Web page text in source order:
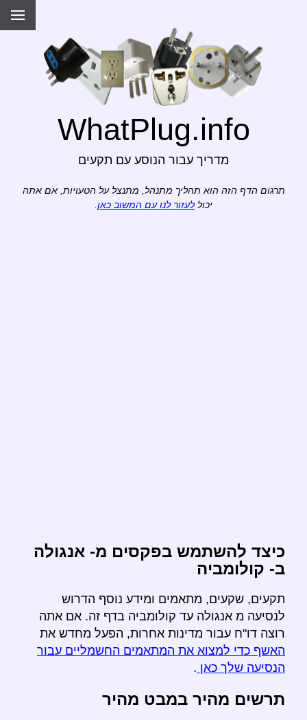
WhatPlug.info
מדריך עבור הנוסע עם תקעים
תרגום הדף הזה הוא תהליך מתנהל, מתנצל על הטעויות, אם אתה
יכוללעזור לנו עם המשוב כאן
כיצד להשתמש בפקסים מ- אנגולה
ב- קולומביה
תקעים, שקעים, מתאמים ומידע נוסף הדרוש
לנסיעה מ אנגולה עד קולומביה בדף זה. אם אתה
רוצה דו"ח עבור מדינות אחרות, הפעל מחדש את
האשף כדי למצוא את המתאמים החשמליים עבור
הנסיעה שלך כאן .
תרשים מהיר במבט מהיר